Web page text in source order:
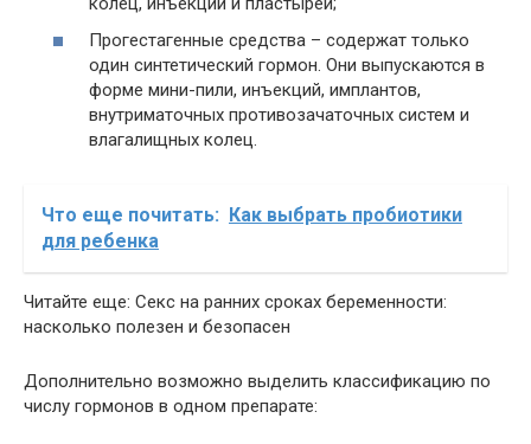
Прогестагенные средства – содержат только
один синтетический гормон. Они выпускаются в
форме мини-пили, инъекций, имплантов,
внутриматочных противозачаточных систем и
влагалищных колец.
Что еще почитать: Как выбрать пробиотики
для ребенка
Читайте еще: Секс на ранних сроках беременности:
насколько полезен и безопасен
Дополнительно возможно выделить классификацию по
числу гормонов в одном препарате: